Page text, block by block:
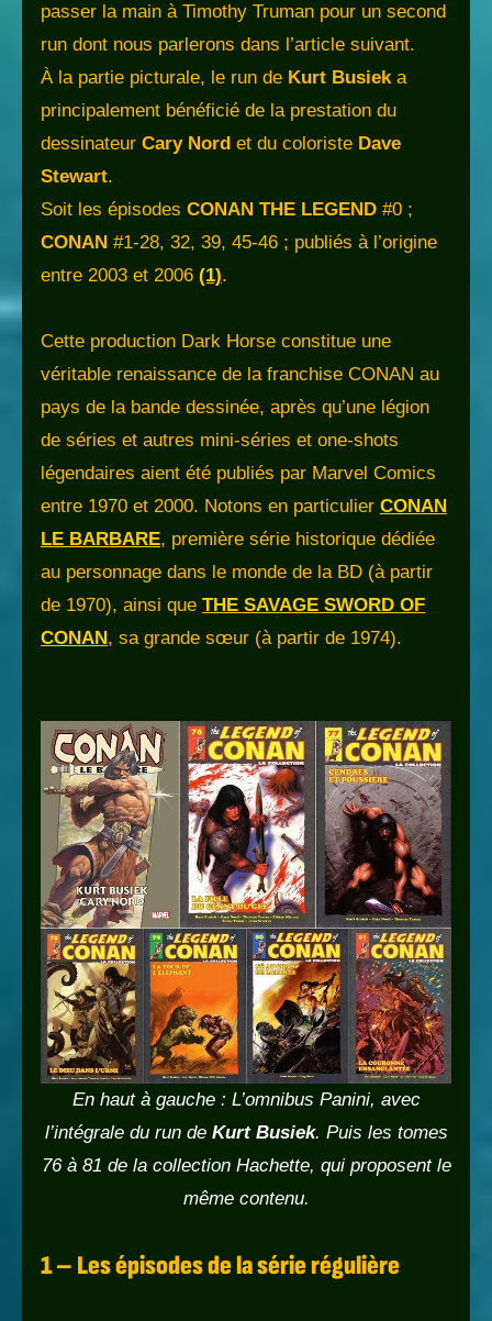
passer la main à Timothy Truman pour un second
run dont nous parlerons dans l’article suivant.
À la partie picturale, le run de Kurt Busieka
principalement bénéficié de la prestation du
dessinateur Cary Nord et du coloriste Dave
Stewart.
Soit les épisodes CONAN THE LEGEND #0 ;
CONAN #1-28, 32, 39, 45-46 ; publiés à l’origine
entre 2003 et 2006 (1).
Cette production Dark Horse constitue une
véritable renaissance de la franchise CONAN au
pays de la bande dessinée, après qu’une légion
de séries et autres mini-séries et one-shots
légendaires aient été publiés par Marvel Comics
entre 1970 et 2000. Notons en particulier CONAN
LE BARBARE, première série historique dédiée
au personnage dans le monde de la BD (à partir
de 1970), ainsi que THE SAVAGE SWORD OF
CONAN , sa grande sœur (à partir de 1974).
En haut à gauche : L’omnibus Panini, avec
l’intégrale du run de Kurt Busiek. Puis les tomes
76 à 81 de la collection Hachette, qui proposent le
même contenu.
1 – Les épisodes de la série régulière